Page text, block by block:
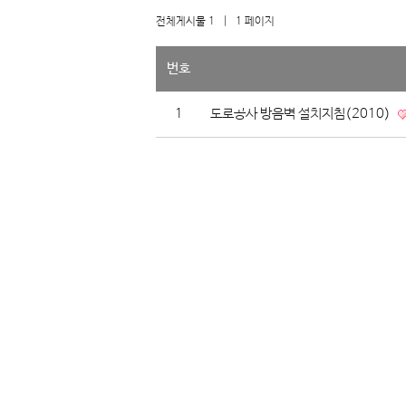
전체게시물 1 | 1 페이지
번호
1 도로공사 방음벽 설치지침(2010)